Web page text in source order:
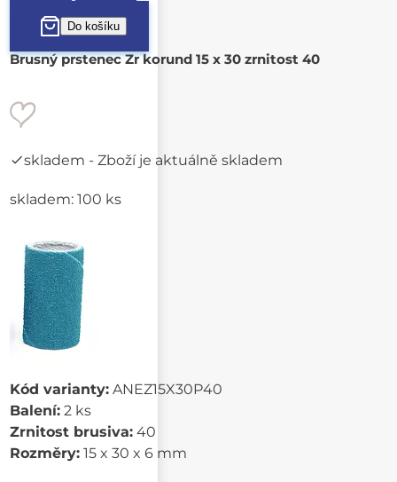
Brusný prstenec Zr korund 15 x 30 zrnitost 40
skladem - Zboží je aktuálně skladem
skladem: 100 ks
Kód varianty: ANEZ15X30P40
Balení: 2 ks
Zrnitost brusiva: 40
Rozměry: 15 x 30 x 6 mm